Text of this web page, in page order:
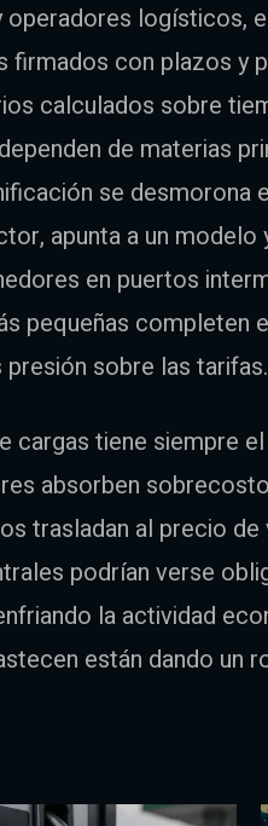
logísticos,
firmados con plazos y
calculados sobre
de materias
se desmorona
apunta a un
en puertos
pequeñas completen
sobre las tarifas.
cargas tiene siempre
absorben
trasladan al precio de
podrían verse
la actividad
están dando un